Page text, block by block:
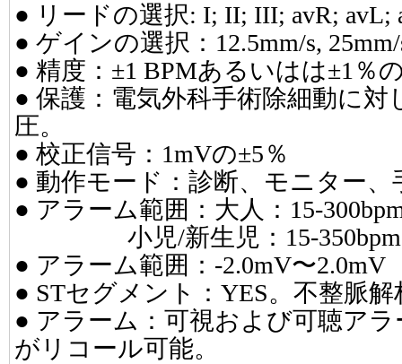
● リードの選択: I; II; III; avR; avL;
● ゲインの選択：12.5mm/s, 25mm/
● 精度：±1 BPMあるいはは±1％
● 保護：電気外科手術除細動に対
圧。
● 校正信号：1mVの±5％
● 動作モード：診断、モニター、
● アラーム範囲：大人：15-
小児/新生児：15-350bpm
● アラーム範囲：-2.0mV〜2.0mV
● STセグメント：YES。不整脈解
● アラーム：可視および可聴ア
がリコール可能。